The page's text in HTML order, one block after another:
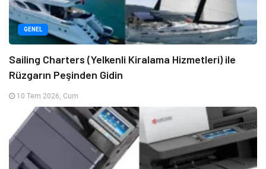
GENEL
Sailing Charters (Yelkenli Kiralama Hizmetleri) ile
Rüzgarın Peşinden Gidin
10 Tem 2026, Cum